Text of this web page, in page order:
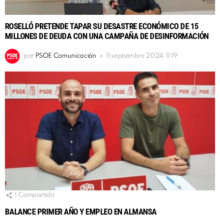
ROSELLÓ PRETENDE TAPAR SU DESASTRE ECONÓMICO DE 15
MILLONES DE DEUDA CON UNA CAMPAÑA DE DESINFORMACIÓN
por PSOE Comunicación 11 septiembre 2024, 11:19
Compartido
BALANCE PRIMER AÑO Y EMPLEO EN ALMANSA